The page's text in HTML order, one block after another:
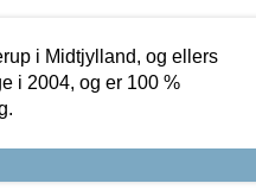
i Midtjylland, og ellers
i 2004, og er 100 %